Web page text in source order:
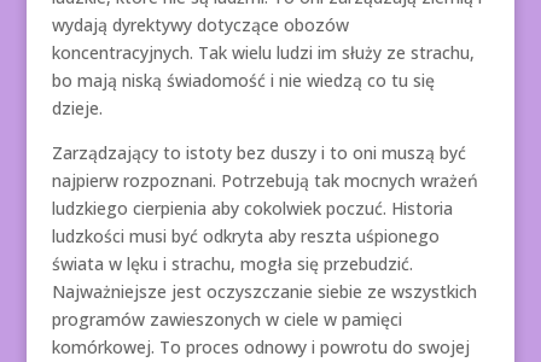
wydają dyrektywy dotyczące obozów
koncentracyjnych. Tak wielu ludzi im służy ze strachu,
bo mają niską świadomość i nie wiedzą co tu się
dzieje.
Zarządzający to istoty bez duszy i to oni muszą być
najpierw rozpoznani. Potrzebują tak mocnych wrażeń
ludzkiego cierpienia aby cokolwiek poczuć. Historia
ludzkości musi być odkryta aby reszta uśpionego
świata w lęku i strachu, mogła się przebudzić.
Najważniejsze jest oczyszczanie siebie ze wszystkich
programów zawieszonych w ciele w pamięci
komórkowej. To proces odnowy i powrotu do swojej